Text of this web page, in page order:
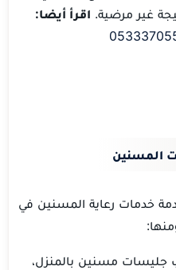
غير مرضية. اقرأ أيضا:
المسنين
خدمات رعاية المسنين في
جليسات مسنين بالمنزل،